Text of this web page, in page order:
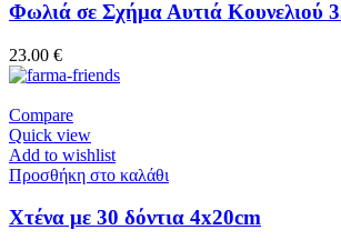
Φωλιά σε Σχήμα Αυτιά Κουνελιού
23.00 €
Compare
Quick view
Add to wishlist
Προσθήκη στο καλάθι
Χτένα με 30 δόντια 4x20cm